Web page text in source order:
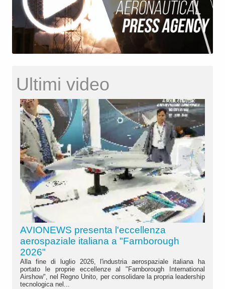
Ultimi video
AVIONEWS presenta l'eccellenza
aerospaziale italiana a "Farnborough
2026"
Alla fine di luglio 2026, l'industria aerospaziale italiana ha
portato le proprie eccellenze al "Farnborough International
Airshow", nel Regno Unito, per consolidare la propria leadership
tecnologica nel...